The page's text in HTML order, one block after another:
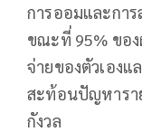
การออมและกา
ขณะที่ 95% ขอ
จ่ายของตัวเอง
สะท้อนปัญหารา
กังวล